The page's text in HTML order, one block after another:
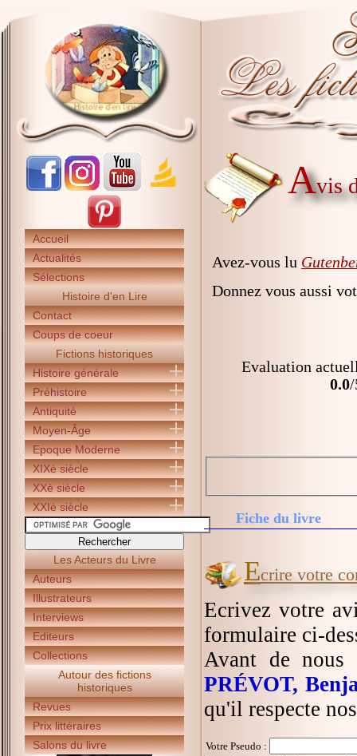
Accueil
Actualités
Sélections
Histoire d'en Lire
Contact
Coups de coeur
Fictions historiques
Histoire générale
Préhistoire
Antiquité
Moyen-Âge
Epoque Moderne
XIXè siècle
XXè siècle
XXIè siècle
Les Acteurs du Livre
Auteurs
Illustrateurs
Interviews
Editeurs
Collections
Autour des fictions
historiques
Revues
Prix littéraires
Salons du livre
Avis
Avez-vous lu
Donnez vous aussi
Evaluation
0.0/
Fiche du livre
Ecrire votre
Ecrivez votre
formulaire ci-
Avant de
PRÉVOT,
qu'il respecte
Votre Pseudo :